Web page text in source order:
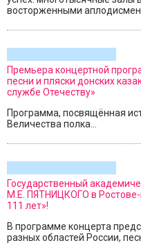
восторженными
Премьера концертной
песни и пляски донских
службе Отечеству»
Программа, посвящённая
Величества полка...
Государственный
М.Е. ПЯТНИЦКОГО в
111 лет»!
В программе концерта
разных областей России,